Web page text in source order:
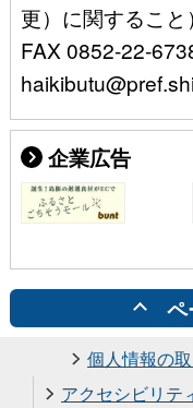
更）に関すること）
FAX 0852-22-
企業広告
ペ
個人情報の
アクセシビリテ